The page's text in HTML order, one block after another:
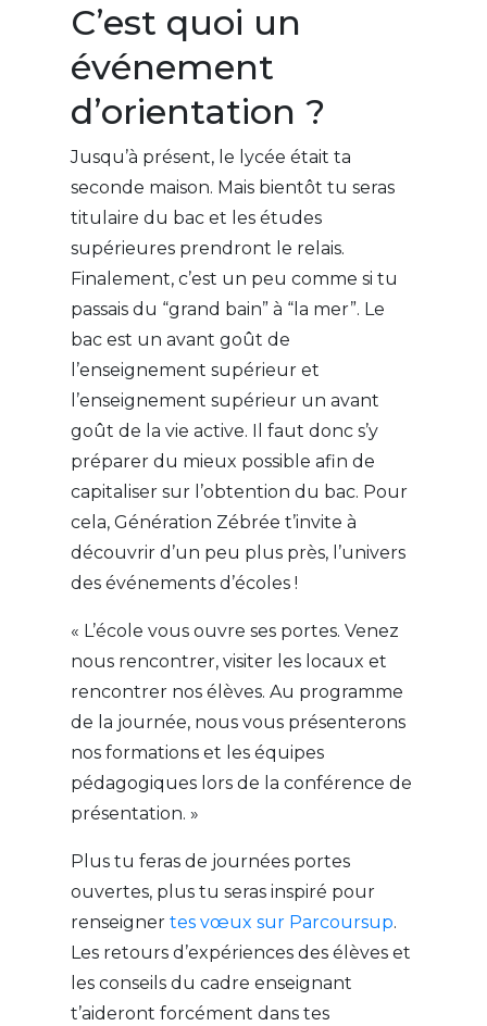
C’est quoi un
événement
d’orientation ?
Jusqu’à présent, le lycée était ta
seconde maison. Mais bientôt tu seras
titulaire du bac et les études
supérieures prendront le relais.
Finalement, c’est un peu comme si tu
passais du “grand bain” à “la mer”. Le
bac est un avant goût de
l’enseignement supérieur et
l’enseignement supérieur un avant
goût de la vie active. Il faut donc s’y
préparer du mieux possible afin de
capitaliser sur l’obtention du bac. Pour
cela, Génération Zébrée t’invite à
découvrir d’un peu plus près, l’univers
des événements d’écoles !
« L’école vous ouvre ses portes. Venez
nous rencontrer, visiter les locaux et
rencontrer nos élèves. Au programme
de la journée, nous vous présenterons
nos formations et les équipes
pédagogiques lors de la conférence de
présentation. »
Plus tu feras de journées portes
ouvertes, plus tu seras inspiré pour
renseigner tes vœux sur Parcoursup.
Les retours d’expériences des élèves et
les conseils du cadre enseignant
t’aideront forcément dans tes